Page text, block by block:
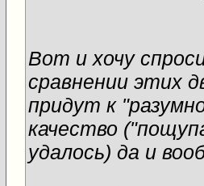
Вот и хочу
сравнении этих
придут к
качество
удалось) да и